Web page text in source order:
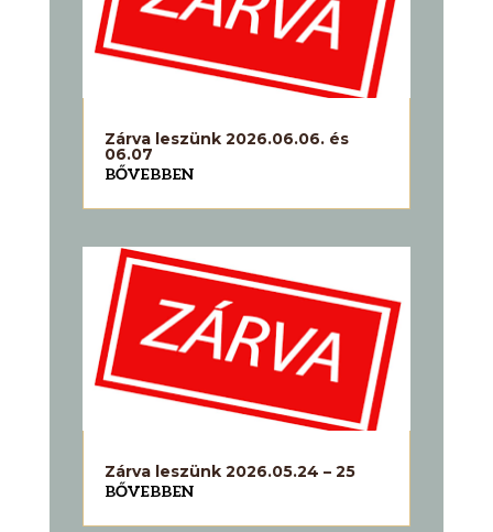
Zárva leszünk 2026.06.06. és
06.07
BŐVEBBEN
Zárva leszünk 2026.05.24 – 25
BŐVEBBEN